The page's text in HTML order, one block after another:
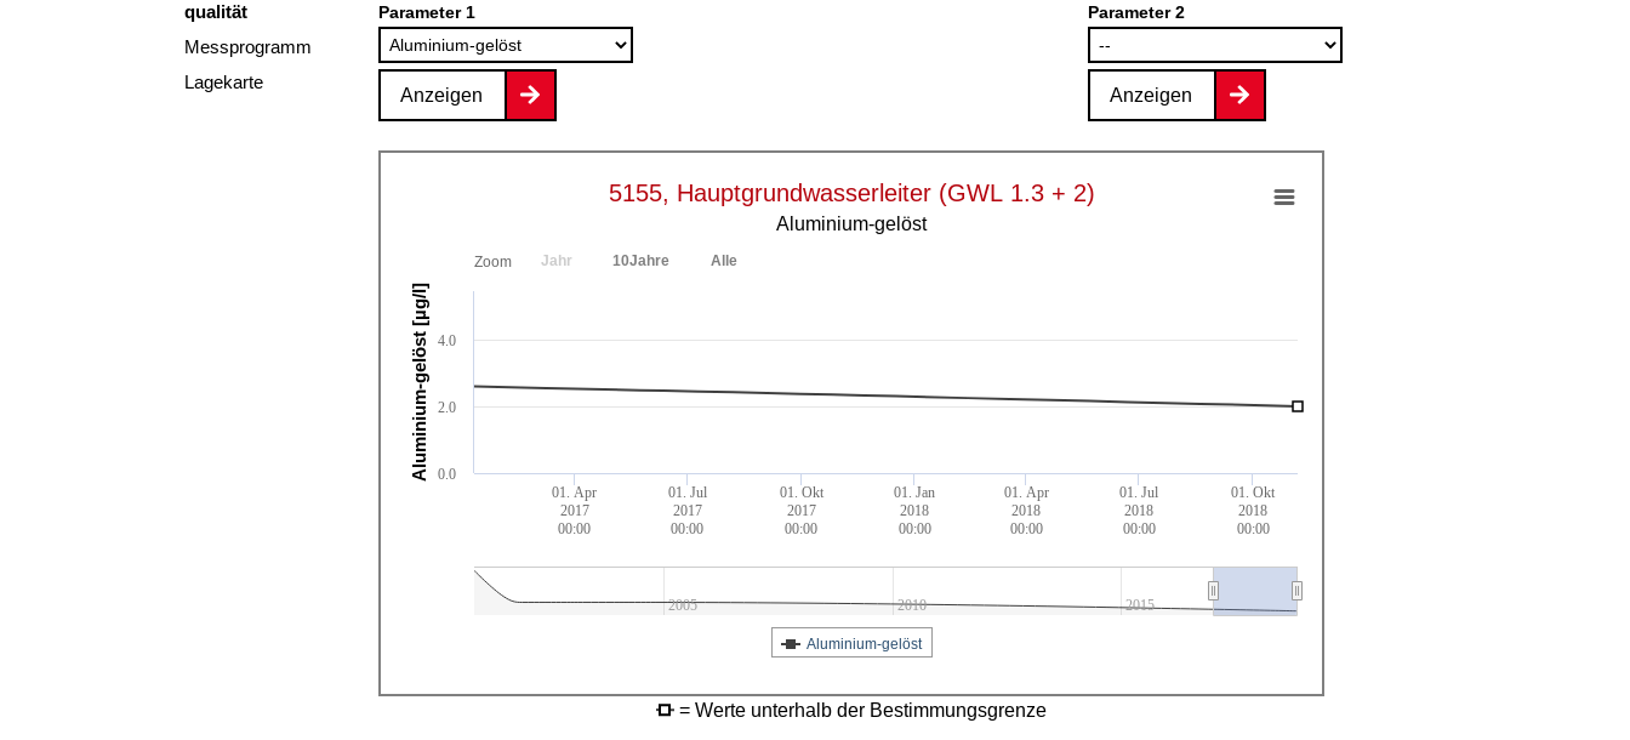
qualität
Messprogramm
Lagekarte
Parameter 1
Anzeigen
Parameter 2
Anzeigen
Aluminium-gelöst [µg/l]
5155, Hauptgrundwasserleiter (GWL 1.3 + 2)
Aluminium-gelöst
01. Apr
2017
00:00
01. Jul
2017
00:00
01. Okt
2017
00:00
01. Jan
2018
00:00
01. Apr
2018
00:00
01. Jul
2018
00:00
01. Okt
2018
00:00
2005 2010 2015
2.0
4.0
0.0
Zoom Jahr 10Jahre Alle
Aluminium-gelöst
= Werte unterhalb der Bestimmungsgrenze